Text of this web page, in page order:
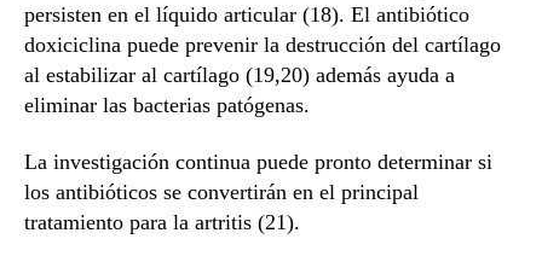
persisten en el líquido articular (18). El antibiótico
doxiciclina puede prevenir la destrucción del cartílago
al estabilizar al cartílago (19,20) además ayuda a
eliminar las bacterias patógenas.
La investigación continua puede pronto determinar si
los antibióticos se convertirán en el principal
tratamiento para la artritis (21).